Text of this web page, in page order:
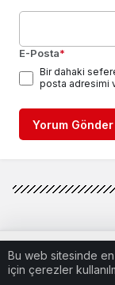
E-Posta*
Bir dahaki
posta adresimi
Yorum Gönder
Bu web sitesinde en
için çerezler
Anasayfa